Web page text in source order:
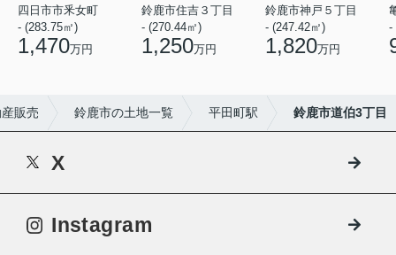
四日市市釆女町
- (283.75㎡)
1,470万円
鈴鹿市住吉３丁目
- (270.44㎡)
1,250万円
鈴鹿市神戸５丁目
- (247.42㎡)
1,820万円
-
販売 鈴鹿市の土地一覧 平田町駅 鈴鹿市道伯3丁目
X
Instagram